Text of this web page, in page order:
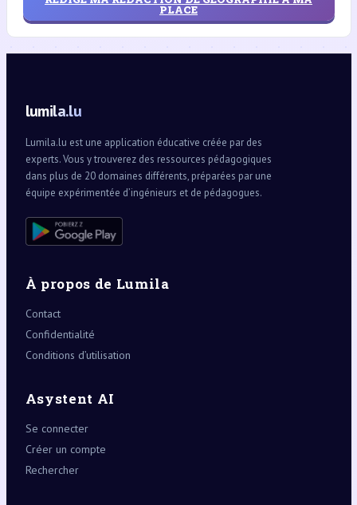
PLACE
lumila.lu
Lumila.lu est une application éducative créée par des
experts. Vous y trouverez des ressources pédagogiques
dans plus de 20 domaines différents, préparées par une
équipe expérimentée d’ingénieurs et de pédagogues.
À propos de Lumila
Contact
Confidentialité
Conditions d’utilisation
Asystent AI
Se connecter
Créer un compte
Rechercher